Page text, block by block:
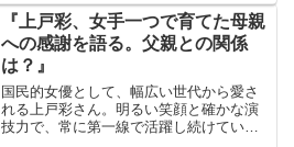
でしょうか。出典元：grape特に、彼女の
兄弟との関係は、そ...
『上戸彩、女手一つで育てた母親
への感謝を語る。父親との関係
は？』
国民的女優として、幅広い世代から愛さ
れる上戸彩さん。明るい笑顔と確かな演
技力で、常に第一線で活躍し続けていま